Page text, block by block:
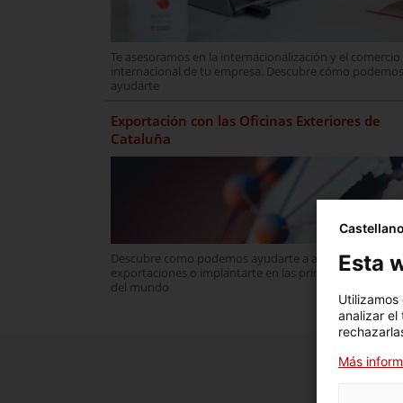
Te asesoramos en la internacionalización y el comercio
internacional de tu empresa. Descubre cómo podemos
ayudarte
Exportación con las Oficinas Exteriores de
Cataluña
Descubre como podemos ayudarte a aumentar tus
exportaciones o implantarte en las principales
del mundo
Esta
analizar el
Más